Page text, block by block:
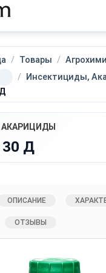
Товары
Инсектициды,
30 Д
ОПИСАНИЕ
ОТЗЫВЫ